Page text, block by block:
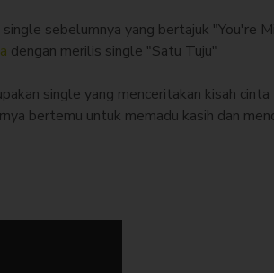
sebelumnya yang bertajuk "You're
dengan merilis single "Satu Tuju"
single yang menceritakan kisah
bertemu untuk memadu kasih dan